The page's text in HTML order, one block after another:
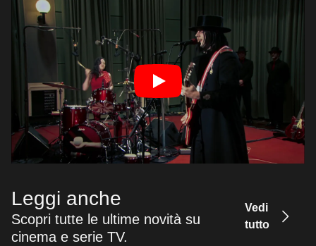
Leggi anche
Scopri tutte le ultime novità su
cinema e serie TV.
Vedi
tutto